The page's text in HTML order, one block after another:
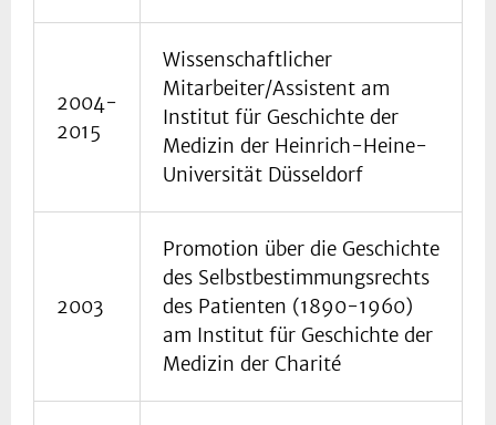
2004-
2015
Wissenschaftlicher
Mitarbeiter/Assistent am
Institut für Geschichte der
Medizin der Heinrich-Heine-
Universität Düsseldorf
2003
Promotion über die Geschichte
des Selbstbestimmungsrechts
des Patienten (1890-1960)
am Institut für Geschichte der
Medizin der Charité